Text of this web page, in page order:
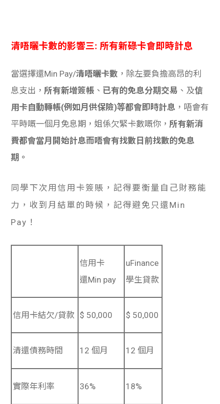
清唔曬卡數的影響三: 所有新碌卡會即時計息
當選擇還Min Pay/清唔曬卡數 ，除左要負擔高昂的利
息支出，所有新增簽帳 、 已有的免息分期交易 、及信
用卡自動轉帳(例如月供保險)等都會即時計息 ，唔會有
平時嘅一個月免息期，姐係欠緊卡數嘅你，所有新消
費都會當月開始計息而唔會有找數日前找數的免息
期。
同學下次用信用卡簽賬，記得要衡量自己財務能
力，收到月結單的時候，記得避免只還Min
Pay！
信用卡
還Min pay
uFinance
學生貸款
信用卡結欠/貸款 $ 50,000 $ 50,000
清還債務時間 12 個月 12 個月
實際年利率 36% 18%